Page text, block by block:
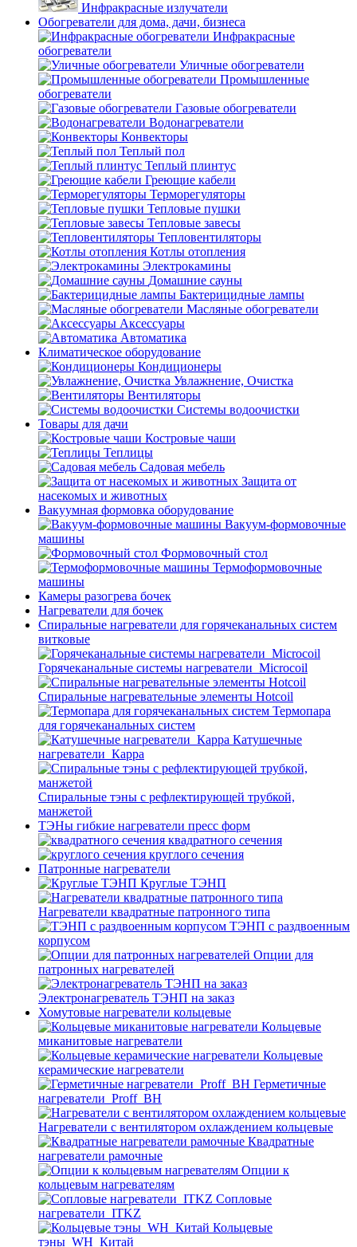
Инфракрасные излучатели
Обогреватели для дома, дачи, бизнеса
Инфракрасные
обогреватели
Уличные обогреватели
Промышленные
обогреватели
Газовые обогреватели
Водонагреватели
Конвекторы
Теплый пол
Теплый плинтус
Греющие кабели
Терморегуляторы
Тепловые пушки
Тепловые завесы
Тепловентиляторы
Котлы отопления
Электрокамины
Домашние сауны
Бактерицидные лампы
Масляные обогреватели
Аксессуары
Автоматика
Климатическое оборудование
Кондиционеры
Увлажнение, Очистка
Вентиляторы
Системы водоочистки
Товары для дачи
Костровые чаши
Теплицы
Садовая мебель
Защита от
насекомых и животных
Вакуумная формовка оборудование
Вакуум-формовочные
машины
Формовочный стол
Термоформовочные
машины
Камеры разогрева бочек
Нагреватели для бочек
Спиральные нагреватели для горячеканальных систем
витковые
Горячеканальные системы нагреватели_Microcoil
Спиральные нагревательные элементы Hotcoil
Термопара
для горячеканальных систем
Катушечные
нагреватели_Карра
Спиральные тэны с рефлектирующей трубкой,
манжетой
ТЭНы гибкие нагреватели пресс форм
квадратного сечения
круглого сечения
Патронные нагреватели
Круглые ТЭНП
Нагреватели квадратные патронного типа
ТЭНП с раздвоенным
корпусом
Опции для
патронных нагревателей
Электронагреватель ТЭНП на заказ
Хомутовые нагреватели кольцевые
Кольцевые
миканитовые нагреватели
Кольцевые
керамические нагреватели
Герметичные
нагреватели_Proff_BH
Нагреватели с вентилятором охлаждением кольцевые
Квадратные
нагреватели рамочные
Опции к
кольцевым нагревателям
Cопловые
нагреватели_ITKZ
Кольцевые
тэны_WH_Китай